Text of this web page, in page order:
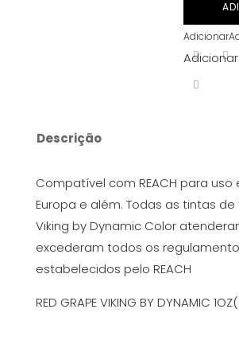
VIKING
BY
DYNAMIC
Adicionar
Adicionar
Descrição
Compatível com REACH para
Europa e além. Todas as tintas
Viking by Dynamic Color
excederam todos os
estabelecidos pelo REACH
RED GRAPE VIKING BY DYNAMIC